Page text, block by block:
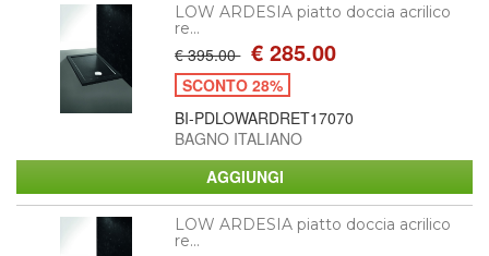
LOW ARDESIA piatto doccia acrilico
re...
€ 395.00 € 285.00
SCONTO 28%
BI-PDLOWARDRET17070
BAGNO ITALIANO
LOW ARDESIA piatto doccia acrilico
re...